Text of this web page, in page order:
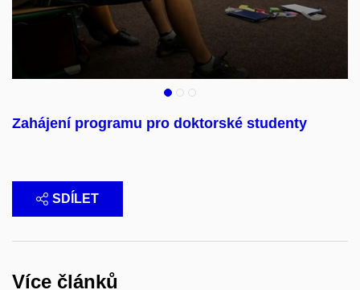
Zahájení programu pro doktorské studenty
SDÍLET
Více článků